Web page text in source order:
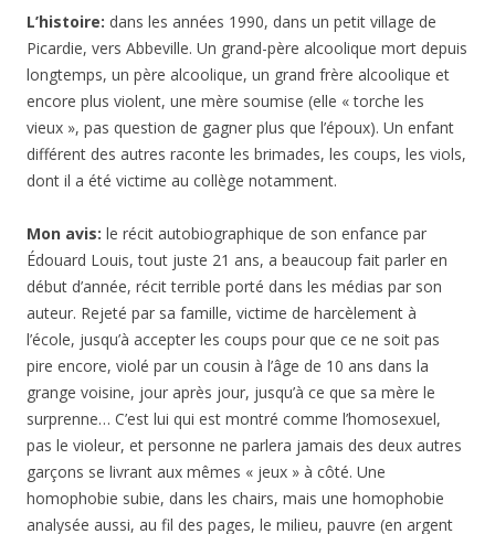
L’histoire: dans les années 1990, dans un petit village de
Picardie, vers Abbeville. Un grand-père alcoolique mort depuis
longtemps, un père alcoolique, un grand frère alcoolique et
encore plus violent, une mère soumise (elle « torche les
vieux », pas question de gagner plus que l’époux). Un enfant
différent des autres raconte les brimades, les coups, les viols,
dont il a été victime au collège notamment.
Mon avis: le récit autobiographique de son enfance par
Édouard Louis, tout juste 21 ans, a beaucoup fait parler en
début d’année, récit terrible porté dans les médias par son
auteur. Rejeté par sa famille, victime de harcèlement à
l’école, jusqu’à accepter les coups pour que ce ne soit pas
pire encore, violé par un cousin à l’âge de 10 ans dans la
grange voisine, jour après jour, jusqu’à ce que sa mère le
surprenne… C’est lui qui est montré comme l’homosexuel,
pas le violeur, et personne ne parlera jamais des deux autres
garçons se livrant aux mêmes « jeux » à côté. Une
homophobie subie, dans les chairs, mais une homophobie
analysée aussi, au fil des pages, le milieu, pauvre (en argent